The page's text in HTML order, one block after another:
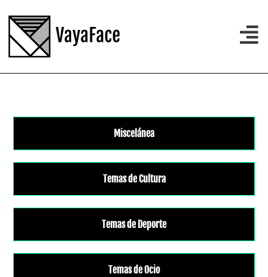
Miscelánea
Temas de Cultura
Temas de Deporte
Temas de Ocio